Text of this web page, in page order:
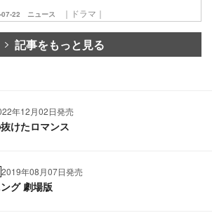
22 ニュース ｜ドラマ｜
記事をもっと見る
年12月02日発売
けたロマンス
2019年08月07日発売
グ 劇場版